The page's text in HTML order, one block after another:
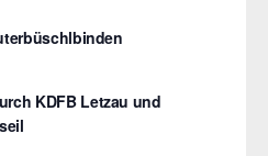
KDFB Letzau und